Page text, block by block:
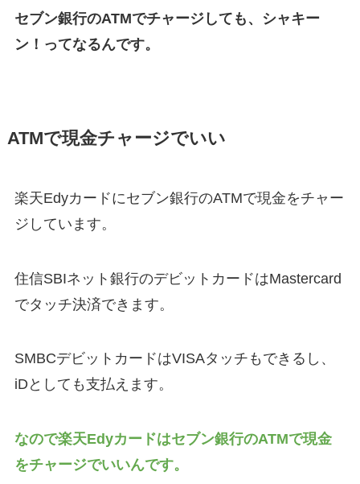
セブン銀行のATMでチャージしても、シャキー
ン！ってなるんです。
ATMで現金チャージでいい
楽天Edyカードにセブン銀行のATMで現金をチャー
ジしています。
住信SBIネット銀行のデビットカードはMastercard
でタッチ決済できます。
SMBCデビットカードはVISAタッチもできるし、
iDとしても支払えます。
なので楽天Edyカードはセブン銀行のATMで現金
をチャージでいいんです。